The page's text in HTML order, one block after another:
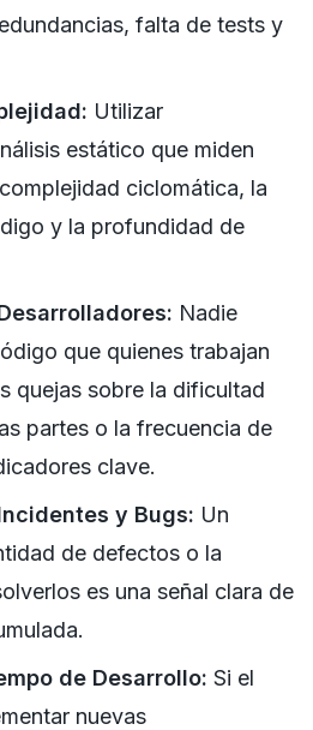
falta de tests y
Utilizar
estático que miden
ciclomática, la
y la profundidad de
Nadie
que quienes trabajan
quejas sobre la dificultad
partes o la frecuencia de
clave.
y Bugs: Un
de defectos o la
es una señal clara de
de Desarrollo: Si el
nuevas